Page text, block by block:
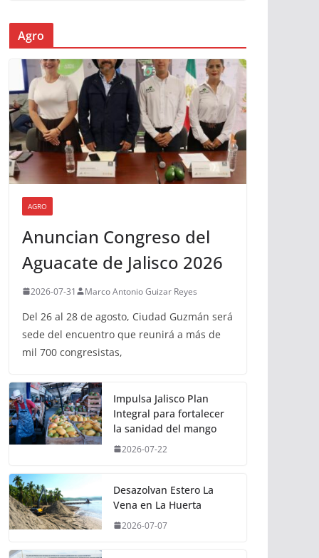
Agro
AGRO
Anuncian Congreso del
Aguacate de Jalisco 2026
2026-07-31 Marco Antonio Guizar Reyes
Del 26 al 28 de agosto, Ciudad Guzmán será
sede del encuentro que reunirá a más de
mil 700 congresistas,
Impulsa Jalisco Plan
Integral para fortalecer
la sanidad del mango
2026-07-22
Desazolvan Estero La
Vena en La Huerta
2026-07-07